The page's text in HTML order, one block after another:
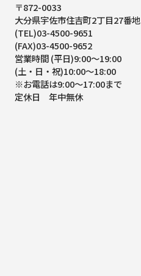
〒872-0033
大分県宇佐市住吉町2丁目27番地
(TEL)03-4500-9651
(FAX)03-4500-9652
営業時間 (平日)9:00～19:00
(土・日・祝)10:00～18:00
※お電話は9:00～17:00まで
定休日 年中無休